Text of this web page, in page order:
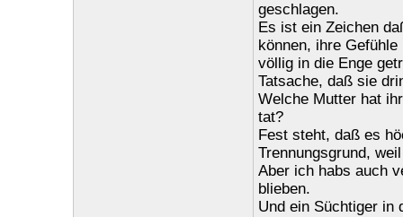
geschlagen.
Es ist ein Zeichen
können, ihre
völlig in die Enge
Tatsache, daß sie
Welche Mutter hat
tat?
Fest steht, daß es
Trennungsgrund,
Aber ich habs auch
blieben.
Und ein Süchtiger in